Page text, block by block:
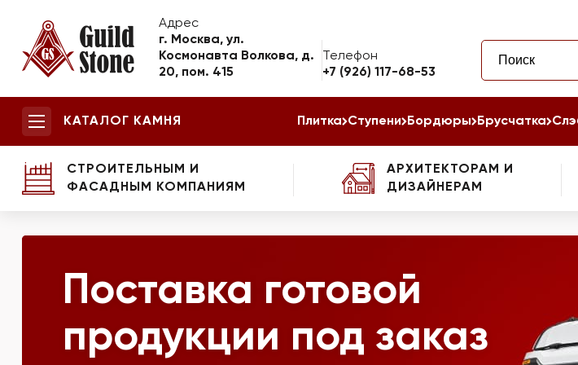
Адрес
г. Москва, ул.
Космонавта Волкова, д.
20, пом. 415
Телефон
+7 (926) 117-68-53
КАТАЛОГ КАМНЯ Плитка Ступени Бордюры Брусчатка
СТРОИТЕЛЬНЫМ И
ФАСАДНЫМ КОМПАНИЯМ
АРХИТЕКТОРАМ И
ДИЗАЙНЕРАМ
Поставка готовой
продукции под заказ